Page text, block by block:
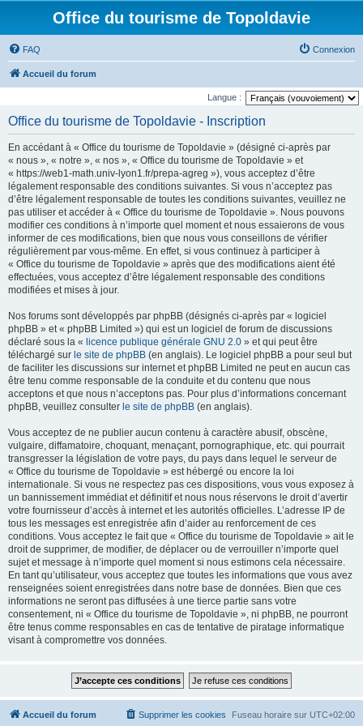
Office du tourisme de Topoldavie
FAQ Connexion
Accueil du forum
Langue :
Office du tourisme de Topoldavie - Inscription
En accédant à « Office du tourisme de Topoldavie » (désigné ci-après par
« nous », « notre », « nos », « Office du tourisme de Topoldavie » et
« https://web1-math.univ-lyon1.fr/prepa-agreg »), vous acceptez d’être
légalement responsable des conditions suivantes. Si vous n’acceptez pas
d’être légalement responsable de toutes les conditions suivantes, veuillez ne
pas utiliser et accéder à « Office du tourisme de Topoldavie ». Nous pouvons
modifier ces conditions à n’importe quel moment et nous essaierons de vous
informer de ces modifications, bien que nous vous conseillons de vérifier
régulièrement par vous-même. En effet, si vous continuez à participer à
« Office du tourisme de Topoldavie » après que des modifications aient été
effectuées, vous acceptez d’être légalement responsable des conditions
modifiées et mises à jour.
Nos forums sont développés par phpBB (désignés ci-après par « logiciel
phpBB » et « phpBB Limited ») qui est un logiciel de forum de discussions
déclaré sous la « licence publique générale GNU 2.0 » et qui peut être
téléchargé sur le site de phpBB (en anglais). Le logiciel phpBB a pour seul but
de faciliter les discussions sur internet et phpBB Limited ne peut en aucun cas
être tenu comme responsable de la conduite et du contenu que nous
acceptons et que nous n’acceptons pas. Pour plus d’informations concernant
phpBB, veuillez consulter le site de phpBB (en anglais).
Vous acceptez de ne publier aucun contenu à caractère abusif, obscène,
vulgaire, diffamatoire, choquant, menaçant, pornographique, etc. qui pourrait
transgresser la législation de votre pays, du pays dans lequel le serveur de
« Office du tourisme de Topoldavie » est hébergé ou encore la loi
internationale. Si vous ne respectez pas ces dispositions, vous vous exposez à
un bannissement immédiat et définitif et nous nous réservons le droit d’avertir
votre fournisseur d’accès à internet et les autorités officielles. L’adresse IP de
tous les messages est enregistrée afin d’aider au renforcement de ces
conditions. Vous acceptez le fait que « Office du tourisme de Topoldavie » ait le
droit de supprimer, de modifier, de déplacer ou de verrouiller n’importe quel
sujet et message à n’importe quel moment si nous estimons cela nécessaire.
En tant qu’utilisateur, vous acceptez que toutes les informations que vous avez
renseignées soient enregistrées dans notre base de données. Bien que ces
informations ne seront pas diffusées à une tierce partie sans votre
consentement, ni « Office du tourisme de Topoldavie », ni phpBB, ne pourront
être tenus comme responsables en cas de tentative de piratage informatique
visant à compromettre vos données.
Accueil du forum Fuseau horaire sur UTC+02:00
Supprimer les cookies